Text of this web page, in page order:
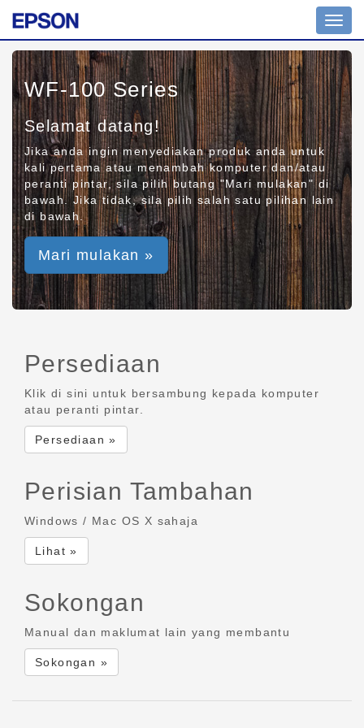
WF-100 Series
Selamat datang!
Jika anda ingin menyediakan produk anda untuk
kali pertama atau menambah komputer dan/atau
peranti pintar, sila pilih butang "Mari mulakan" di
bawah. Jika tidak, sila pilih salah satu pilihan lain
di bawah.
Mari mulakan »
Persediaan
Klik di sini untuk bersambung kepada komputer
atau peranti pintar.
Persediaan »
Perisian Tambahan
Windows / Mac OS X sahaja
Lihat »
Sokongan
Manual dan maklumat lain yang membantu
Sokongan »